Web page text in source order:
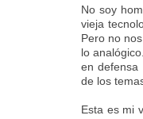
No soy
vieja
Pero no
lo
en defensa
de los
Esta es mi